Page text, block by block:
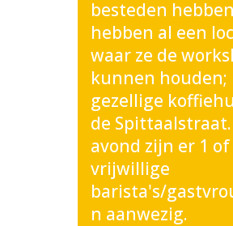
besteden
hebben al een
waar ze de
kunnen houden;
gezellige
de
avond zijn er 1 of
vrijwillige
barista's/
n aanwezig.